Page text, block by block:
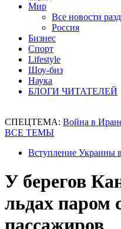
Мир
Все новости
Россия
Бизнес
Спорт
Lifestyle
Шоу-биз
Наука
БЛОГИ ЧИТАТЕЛЕЙ
СПЕЦТЕМА: Война в
ВСЕ ТЕМЫ
Вступление Украины
У берегов
льдах паром